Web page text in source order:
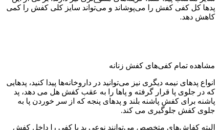
پدها کل کفی کفش را می‌پوشاند و می‌تواند سایز کلی کفش را کمی
کاهش دهد.
مشاهده تمام کفی‌های کفش زنانه
انواع پدهای نیمه دیگری نیز می‌توانید در داروخانه‌ها پیدا کنید، پدهایی
که در جلوی پا قرار گرفته و پاها را به عقب کفش هل می دهد، پد
پاشنه برای کفش پاشنه بلند و پدهای پنجه که از سر خوردن پا به
جلوی کفش جلوگیری می کند.
البته کفاش‌های متخصص می‌توانند نوعی پد یا کفی را داخل کفش